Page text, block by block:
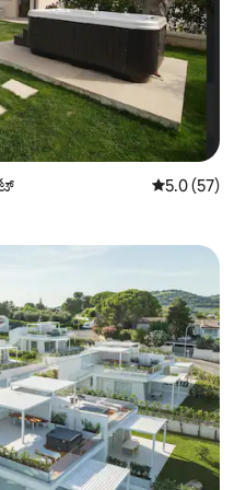
5 ರಲ್ಲಿ 5.0
5.0 (57)